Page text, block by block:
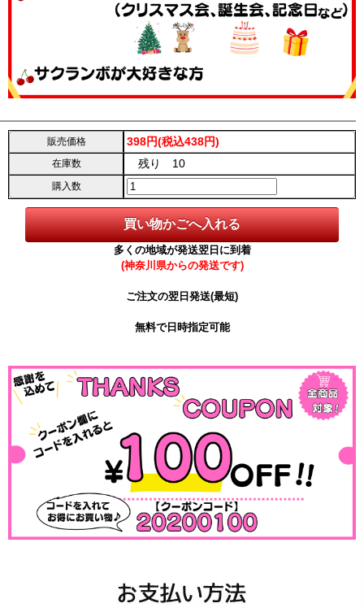
販売価格 398円(税込438円)
在庫数 残り 10
購入数
多くの地域が発送翌日に到着
(神奈川県からの発送です)
ご注文の翌日発送(最短)
無料で日時指定可能